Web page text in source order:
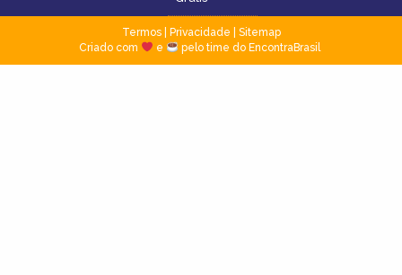
Termos| Privacidade
Sitemap
Criado com
e pelo time do EncontraBrasil